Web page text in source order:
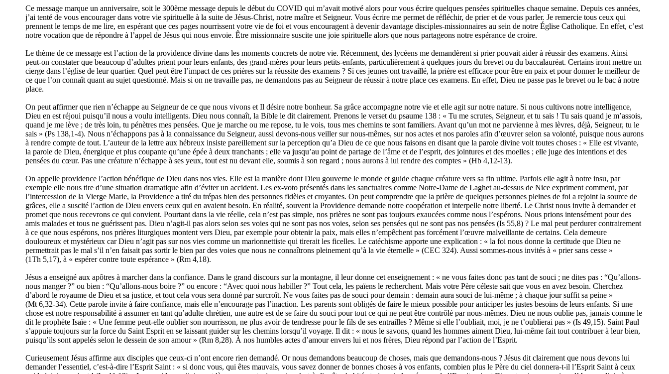
Ce message marque un anniversaire, soit le 300ème message depuis le début du COVID qui m’avait motivé alors pour vous écrire quelques pensées spirituelles chaque semaine. Depuis ces années,
j’ai tenté de vous encourager dans votre vie spirituelle à la suite de Jésus-Christ, notre maître et Seigneur. Vous écrire me permet de réfléchir, de prier et de vous parler. Je remercie tous ceux qui
prennent le temps de me lire, en espérant que ces pages nourrissent votre vie de foi et vous encouragent à devenir davantage disciples-missionnaires au sein de notre Église Catholique. En effet, c’est
notre vocation que de répondre à l’appel de Jésus qui nous envoie. Être missionnaire suscite une joie spirituelle alors que nous partageons notre espérance de croire.
Le thème de ce message est l’action de la providence divine dans les moments concrets de notre vie. Récemment, des lycéens me demandèrent si prier pouvait aider à réussir des examens. Ainsi
peut-on constater que beaucoup d’adultes prient pour leurs enfants, des grand-mères pour leurs petits-enfants, particulièrement à quelques jours du brevet ou du baccalauréat. Certains iront mettre un
cierge dans l’église de leur quartier. Quel peut être l’impact de ces prières sur la réussite des examens ? Si ces jeunes ont travaillé, la prière est efficace pour être en paix et pour donner le meilleur de
ce que l’on connaît quant au sujet questionné. Mais si on ne travaille pas, ne demandons pas au Seigneur de réussir à notre place ces examens. En effet, Dieu ne passe pas le brevet ou le bac à notre
place.
On peut affirmer que rien n’échappe au Seigneur de ce que nous vivons et Il désire notre bonheur. Sa grâce accompagne notre vie et elle agit sur notre nature. Si nous cultivons notre intelligence,
Dieu en est réjoui puisqu’il nous a voulu intelligents. Dieu nous connaît, la Bible le dit clairement. Prenons le verset du psaume 138 : « Tu me scrutes, Seigneur, et tu sais ! Tu sais quand je m’assois,
quand je me lève ; de très loin, tu pénètres mes pensées. Que je marche ou me repose, tu le vois, tous mes chemins te sont familiers. Avant qu’un mot ne parvienne à mes lèvres, déjà, Seigneur, tu le
sais » (Ps 138,1-4). Nous n’échappons pas à la connaissance du Seigneur, aussi devons-nous veiller sur nous-mêmes, sur nos actes et nos paroles afin d’œuvrer selon sa volonté, puisque nous aurons
à rendre compte de tout. L’auteur de la lettre aux hébreux insiste pareillement sur la perception qu’a Dieu de ce que nous faisons en disant que la parole divine voit toutes choses : « Elle est vivante,
la parole de Dieu, énergique et plus coupante qu’une épée à deux tranchants ; elle va jusqu’au point de partage de l’âme et de l’esprit, des jointures et des moelles ; elle juge des intentions et des
pensées du cœur. Pas une créature n’échappe à ses yeux, tout est nu devant elle, soumis à son regard ; nous aurons à lui rendre des comptes » (Hb 4,12-13).
On appelle providence l’action bénéfique de Dieu dans nos vies. Elle est la manière dont Dieu gouverne le monde et guide chaque créature vers sa fin ultime. Parfois elle agit à notre insu, par
exemple elle nous tire d’une situation dramatique afin d’éviter un accident. Les ex-voto présentés dans les sanctuaires comme Notre-Dame de Laghet au-dessus de Nice expriment comment, par
l’intercession de la Vierge Marie, la Providence a tiré du trépas bien des personnes fidèles et croyantes. On peut comprendre que la prière de quelques personnes pleines de foi a rejoint la source de
grâces, elle a suscité l’action de Dieu envers ceux qui en avaient besoin. En réalité, souvent la Providence demande notre coopération et interpelle notre liberté. Le Christ nous invite à demander et
promet que nous recevrons ce qui convient. Pourtant dans la vie réelle, cela n’est pas simple, nos prières ne sont pas toujours exaucées comme nous l’espérons. Nous prions intensément pour des
amis malades et tous ne guérissent pas. Dieu n’agit-il pas alors selon ses voies qui ne sont pas nos voies, selon ses pensées qui ne sont pas nos pensées (Is 55,8) ? Le mal peut perdurer contrairement
à ce que nous espérons, nos prières liturgiques montent vers Dieu, par exemple pour obtenir la paix, mais elles n’empêchent pas forcément l’œuvre malveillante de certains. Cela demeure
douloureux et mystérieux car Dieu n’agit pas sur nos vies comme un marionnettiste qui tirerait les ficelles. Le catéchisme apporte une explication : « la foi nous donne la certitude que Dieu ne
permettrait pas le mal s’il n’en faisait pas sortir le bien par des voies que nous ne connaîtrons pleinement qu’à la vie éternelle » (CEC 324). Aussi sommes-nous invités à « prier sans cesse »
(1Th 5,17), à « espérer contre toute espérance » (Rm 4,18).
Jésus a enseigné aux apôtres à marcher dans la confiance. Dans le grand discours sur la montagne, il leur donne cet enseignement : « ne vous faites donc pas tant de souci ; ne dites pas : “Qu’allons-
nous manger ?” ou bien : “Qu’allons-nous boire ?” ou encore : “Avec quoi nous habiller ?” Tout cela, les païens le recherchent. Mais votre Père céleste sait que vous en avez besoin. Cherchez
d’abord le royaume de Dieu et sa justice, et tout cela vous sera donné par surcroît. Ne vous faites pas de souci pour demain : demain aura souci de lui-même ; à chaque jour suffit sa peine »
(Mt 6,32-34). Cette parole invite à faire confiance, mais elle n’encourage pas l’inaction. Les parents sont obligés de faire le mieux possible pour anticiper les justes besoins de leurs enfants. Si une
chose est notre responsabilité à assumer en tant qu’adulte chrétien, une autre est de se faire du souci pour tout ce qui ne peut être contrôlé par nous-mêmes. Dieu ne nous oublie pas, jamais comme le
dit le prophète Isaïe : « Une femme peut-elle oublier son nourrisson, ne plus avoir de tendresse pour le fils de ses entrailles ? Même si elle l’oubliait, moi, je ne t’oublierai pas » (Is 49,15). Saint Paul
s’appuie toujours sur la force du Saint Esprit en se laissant guider sur les chemins lorsqu’il voyage. Il dit : « nous le savons, quand les hommes aiment Dieu, lui-même fait tout contribuer à leur bien,
puisqu’ils sont appelés selon le dessein de son amour » (Rm 8,28). À nos humbles actes d’amour envers lui et nos frères, Dieu répond par l’action de l’Esprit.
Curieusement Jésus affirme aux disciples que ceux-ci n’ont encore rien demandé. Or nous demandons beaucoup de choses, mais que demandons-nous ? Jésus dit clairement que nous devons lui
demander l’essentiel, c’est-à-dire l’Esprit Saint : « si donc vous, qui êtes mauvais, vous savez donner de bonnes choses à vos enfants, combien plus le Père du ciel donnera-t-il l’Esprit Saint à ceux